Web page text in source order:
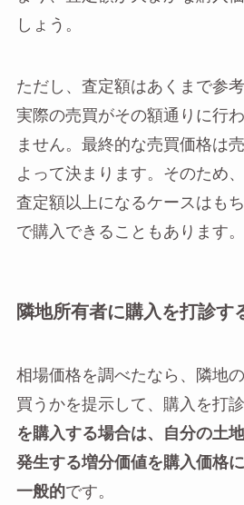
しょう。
ただし、査定額はあくまで参
実際の売買がその額通りに行
ません。最終的な売買価格は
よって決まります。そのため
査定額以上になるケースはも
で購入できることもあります。
隣地所有者に購入を打診す
相場価格を調べたなら、隣地
買うかを提示して、購入を打
を購入する場合は、自分の土
発生する増分価値を購入価格
一般的です。